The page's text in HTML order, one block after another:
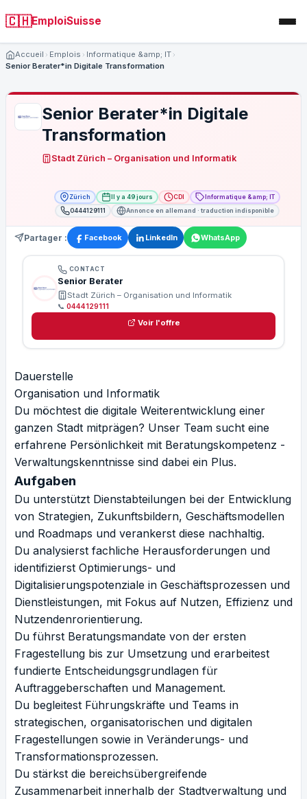
🇨🇭EmploiSuisse
Accueil Emplois
Informatique &amp; IT
Senior Berater*in Digitale Transformation
Senior Berater*in Digitale
Transformation
Stadt Zürich – Organisation und Informatik
Zürich Il y a 49 jours CDI
Informatique &amp; IT
0444129111
Annonce en allemand · traduction indisponible
Partager : Facebook LinkedIn WhatsApp
CONTACT
Senior Berater
Stadt Zürich – Organisation und Informatik
📞 0444129111
Voir l'offre
Dauerstelle
Organisation und Informatik
Du möchtest die digitale Weiterentwicklung einer
ganzen Stadt mitprägen? Unser Team sucht eine
erfahrene Persönlichkeit mit Beratungskompetenz -
Verwaltungskenntnisse sind dabei ein Plus.
Aufgaben
Du unterstützt Dienstabteilungen bei der Entwicklung
von Strategien, Zukunftsbildern, Geschäftsmodellen
und Roadmaps und verankerst diese nachhaltig.
Du analysierst fachliche Herausforderungen und
identifizierst Optimierungs- und
Digitalisierungspotenziale in Geschäftsprozessen und
Dienstleistungen, mit Fokus auf Nutzen, Effizienz und
Nutzendenrorientierung.
Du führst Beratungsmandate von der ersten
Fragestellung bis zur Umsetzung und erarbeitest
fundierte Entscheidungsgrundlagen für
Auftraggeberschaften und Management.
Du begleitest Führungskräfte und Teams in
strategischen, organisatorischen und digitalen
Fragestellungen sowie in Veränderungs- und
Transformationsprozessen.
Du stärkst die bereichsübergreifende
Zusammenarbeit innerhalb der Stadtverwaltung und